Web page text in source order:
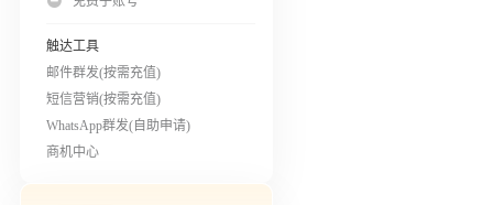
触达工具
邮件群发(按需充值)
短信营销(按需充值)
WhatsApp群发(自助申请)
商机中心